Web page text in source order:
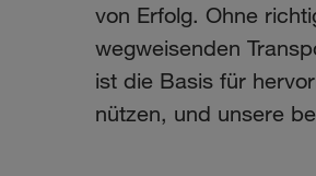
von Erfolg. Ohne
wegweisenden
ist die Basis für
nützen, und unsere